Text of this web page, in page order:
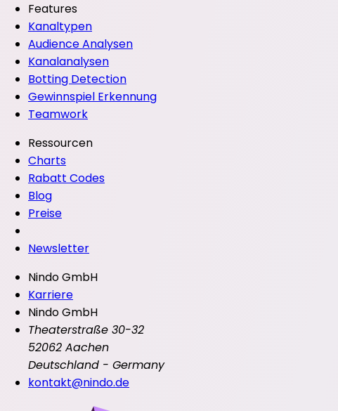
Features
Kanaltypen
Audience Analysen
Kanalanalysen
Botting Detection
Gewinnspiel Erkennung
Teamwork
Ressourcen
Charts
Rabatt Codes
Blog
Preise
Newsletter
Nindo GmbH
Karriere
Nindo GmbH
Theaterstraße 30-32
52062 Aachen
Deutschland - Germany
kontakt@nindo.de